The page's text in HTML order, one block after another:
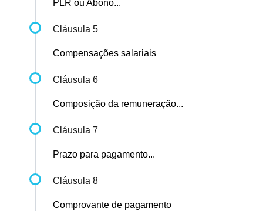
PLR ou Abono...
Cláusula 5
Compensações salariais
Cláusula 6
Composição da remuneração...
Cláusula 7
Prazo para pagamento...
Cláusula 8
Comprovante de pagamento